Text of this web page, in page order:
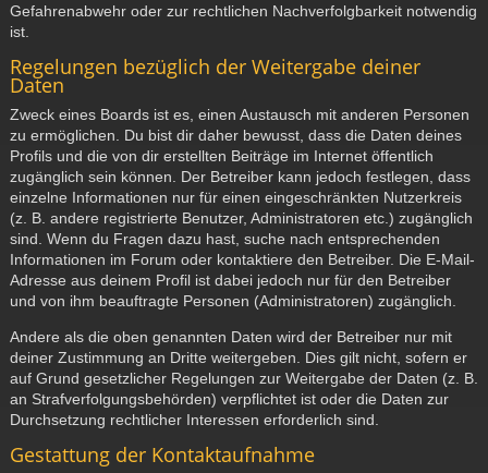
Gefahrenabwehr oder zur rechtlichen Nachverfolgbarkeit notwendig
ist.
Regelungen bezüglich der Weitergabe deiner
Daten
Zweck eines Boards ist es, einen Austausch mit anderen Personen
zu ermöglichen. Du bist dir daher bewusst, dass die Daten deines
Profils und die von dir erstellten Beiträge im Internet öffentlich
zugänglich sein können. Der Betreiber kann jedoch festlegen, dass
einzelne Informationen nur für einen eingeschränkten Nutzerkreis
(z. B. andere registrierte Benutzer, Administratoren etc.) zugänglich
sind. Wenn du Fragen dazu hast, suche nach entsprechenden
Informationen im Forum oder kontaktiere den Betreiber. Die E-Mail-
Adresse aus deinem Profil ist dabei jedoch nur für den Betreiber
und von ihm beauftragte Personen (Administratoren) zugänglich.
Andere als die oben genannten Daten wird der Betreiber nur mit
deiner Zustimmung an Dritte weitergeben. Dies gilt nicht, sofern er
auf Grund gesetzlicher Regelungen zur Weitergabe der Daten (z. B.
an Strafverfolgungsbehörden) verpflichtet ist oder die Daten zur
Durchsetzung rechtlicher Interessen erforderlich sind.
Gestattung der Kontaktaufnahme